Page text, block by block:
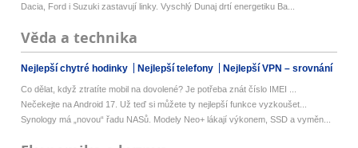
Dacia, Ford i Suzuki zastavují linky. Vyschlý Dunaj drtí energetiku Ba...
Věda a technika
Nejlepší chytré hodinky Nejlepší telefony Nejlepší VPN – srovnání
Co dělat, když ztratíte mobil na dovolené? Je potřeba znát číslo IMEI ...
Nečekejte na Android 17. Už teď si můžete ty nejlepší funkce vyzkoušet...
Synology má „novou“ řadu NASů. Modely Neo+ lákají výkonem, SSD a vyměn...